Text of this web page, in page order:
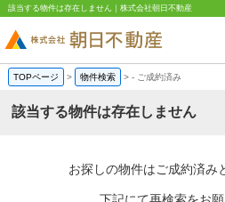
該当する物件は存在しません｜株式会社朝日不動産
TOPページ > 物件検索 >- ご成約済み
該当する物件は存在しません
お探しの物件はご成約済み